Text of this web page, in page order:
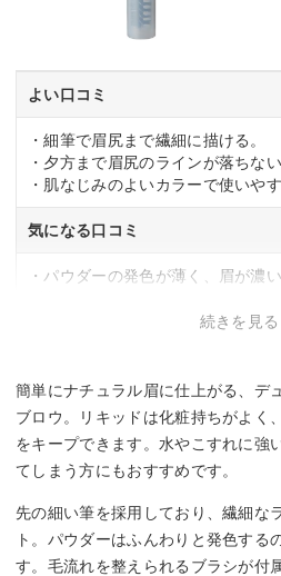
よい口コミ
・細筆で眉尻まで繊細に描ける。
・夕方まで眉尻のラインが落ちない
・肌なじみのよいカラーで使いやす
気になる口コミ
・パウダーの発色が薄く、眉が濃
・本体が長めで、小さなポーチで
続きを見る
簡単にナチュラル眉に仕上がる、デ
ブロウ。リキッドは化粧持ちがよく
をキープできます。水やこすれに強
てしまう方にもおすすめです。
先の細い筆を採用しており、繊細な
ト。パウダーはふんわりと発色する
す。毛流れを整えられるブラシが付